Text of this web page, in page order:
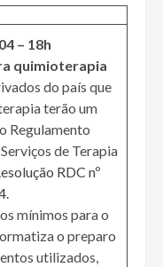
– 18h
quimioterapia
do país que
terão um
Regulamento
de Terapia
RDC nº
.
mínimos para o
o preparo
utilizados,